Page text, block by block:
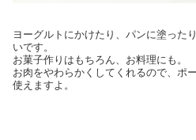
ヨーグルトにかけたり、パンに塗った
いです。
お菓子作りはもちろん、お料理にも。
お肉をやわらかくしてくれるので、ポ
使えますよ。